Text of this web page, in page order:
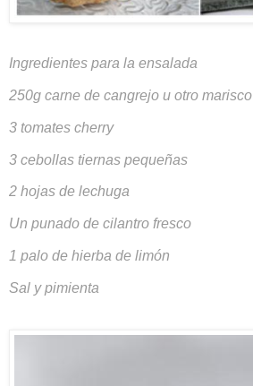
Ingredientes para la ensalada
250g carne de cangrejo u otro marisco
3 tomates cherry
3 cebollas tiernas pequeñas
2 hojas de lechuga
Un punado de cilantro fresco
1 palo de hierba de limón
Sal y pimienta